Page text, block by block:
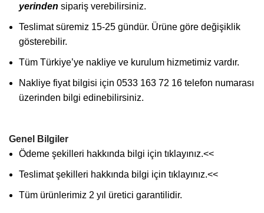
yerinden sipariş verebilirsiniz.
Teslimat süremiz 15-25 gündür. Ürüne göre değişiklik
gösterebilir.
Tüm Türkiye’ye nakliye ve kurulum hizmetimiz vardır.
Nakliye fiyat bilgisi için 0533 163 72 16 telefon numarası
üzerinden bilgi edinebilirsiniz.
Genel Bilgiler
Ödeme şekilleri hakkında bilgi için tıklayınız.<<
Teslimat şekilleri hakkında bilgi için tıklayınız.<<
Tüm ürünlerimiz 2 yıl üretici garantilidir.